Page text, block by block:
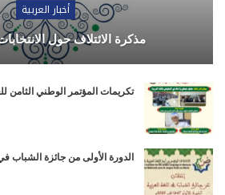
أخبار العربية
مذكرة الائتلاف حول
تكريمات المؤتمر الوطني الثامن
الدورة الأولى من جائزة الشباب في